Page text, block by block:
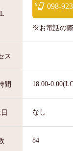
098-
※お電話の
ス
間 18:00-
なし
84